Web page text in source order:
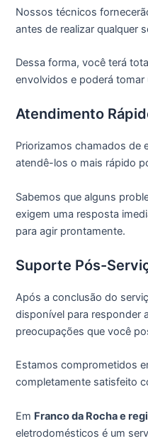
Nossos técnicos
antes de realizar qualquer
Dessa forma, você terá
envolvidos e poderá
Atendimento
Priorizamos chamados de
atendê-los o mais rápido
Sabemos que alguns
exigem uma resposta
para agir prontamente.
Suporte Pós-
Após a conclusão do
disponível para responder
preocupações que você
Estamos comprometidos
completamente satisfeito
Em Franco da Rocha e
eletrodomésticos é um